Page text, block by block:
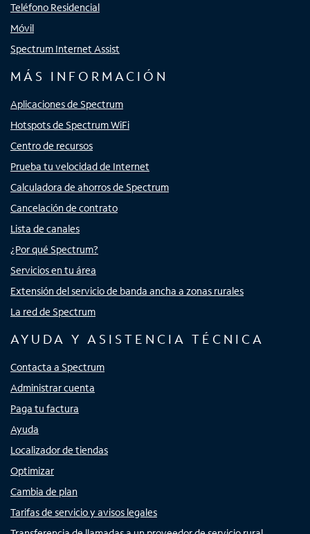
Teléfono Residencial
Móvil
Spectrum Internet Assist
MÁS INFORMACIÓN
Aplicaciones de Spectrum
Hotspots de Spectrum WiFi
Centro de recursos
Prueba tu velocidad de Internet
Calculadora de ahorros de Spectrum
Cancelación de contrato
Lista de canales
¿Por qué Spectrum?
Servicios en tu área
Extensión del servicio de banda ancha a zonas rurales
La red de Spectrum
AYUDA Y ASISTENCIA TÉCNICA
Contacta a Spectrum
Administrar cuenta
Paga tu factura
Ayuda
Localizador de tiendas
Optimizar
Cambia de plan
Tarifas de servicio y avisos legales